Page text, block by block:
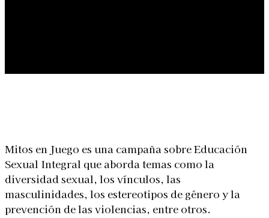
Mitos en Juego es una campaña sobre Educación
Sexual Integral que aborda temas como la
diversidad sexual, los vínculos, las
masculinidades, los estereotipos de género y la
prevención de las violencias, entre otros.